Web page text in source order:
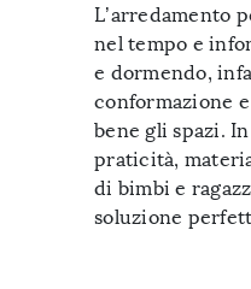
L’arredamento
nel tempo e
e dormendo,
conformazione
bene gli spazi.
praticità,
di bimbi e
soluzione